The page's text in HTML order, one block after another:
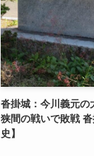
沓掛城：今川義元の
狭間の戦いで敗戦
史】